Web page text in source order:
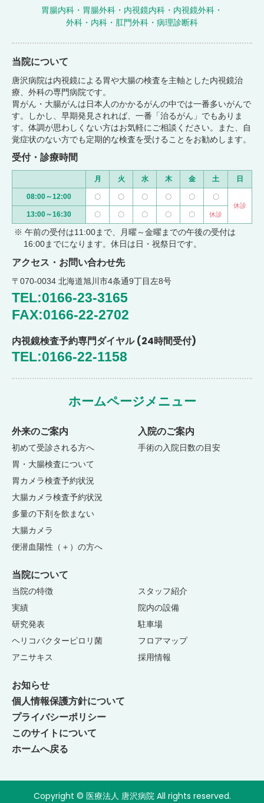
胃腸内科・胃腸外科・内視鏡内科・内視鏡外科・
外科・内科・肛門外科・病理診断科
当院について
唐沢病院は内視鏡による胃や大腸の検査を主軸とした内視鏡治
療、外科の専門病院です。
胃がん・大腸がんは日本人のかかるがんの中では一番多いがんで
す。しかし、早期発見されれば、一番「治るがん」でもありま
す。体調が思わしくない方はお気軽にご相談ください。また、自
覚症状のない方でも定期的な検査を受けることをお勧めします。
受付・診療時間
月 火 水 木 金 土 日
08:00～12:00 〇 〇 〇 〇 〇
〇
休診
13:00～16:30 〇 〇 〇 〇 〇 休診
※ 午前の受付は11:00まで、月曜～金曜までの午後の受付は
16:00までになります。休日は日・祝祭日です。
アクセス・お問い合わせ先
〒070-0034 北海道旭川市4条通9丁目左8号
TEL:0166-23-3165
FAX:0166-22-2702
内視鏡検査予約専門ダイヤル (24時間受付)
TEL:0166-22-1158
ホームページメニュー
外来のご案内
初めて受診される方へ
胃・大腸検査について
胃カメラ検査予約状況
大腸カメラ検査予約状況
多量の下剤を飲まない
大腸カメラ
便潜血陽性（＋）の方へ
入院のご案内
手術の入院日数の目安
当院について
当院の特徴
実績
研究発表
ヘリコバクターピロリ菌
アニサキス
スタッフ紹介
院内の設備
駐車場
フロアマップ
採用情報
お知らせ
個人情報保護方針について
プライバシーポリシー
このサイトについて
ホームへ戻る
Copyright © 医療法人 唐沢病院 All rights reserved.